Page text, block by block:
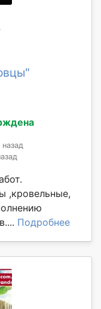
,кровельные,
Подробнее